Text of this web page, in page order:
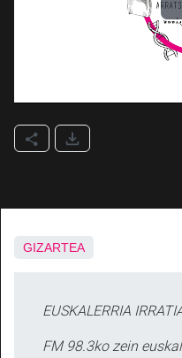
GIZARTEA
EUSKALERRIA
FM 98.3ko zein